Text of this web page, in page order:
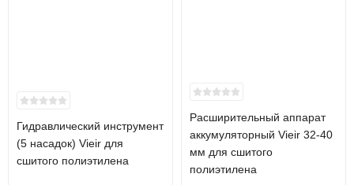
Гидравлический инструмент
(5 насадок) Vieir для
сшитого полиэтилена
Расширительный аппарат
аккумуляторный Vieir 32-40
мм для сшитого
полиэтилена